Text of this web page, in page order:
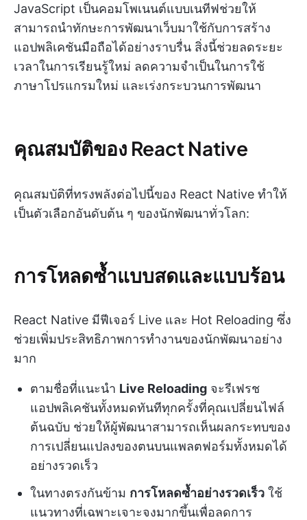
JavaScript เป็นคอมโพเนนต์แบบเนทีฟช่วยให้
สามารถนำทักษะการพัฒนาเว็บมาใช้กับการสร้าง
แอปพลิเคชันมือถือได้อย่างราบรื่น สิ่งนี้ช่วยลดระยะ
เวลาในการเรียนรู้ใหม่ ลดความจำเป็นในการใช้
ภาษาโปรแกรมใหม่ และเร่งกระบวนการพัฒนา
คุณสมบัติของ React Native
คุณสมบัติที่ทรงพลังต่อไปนี้ของ React Native ทำให้
เป็นตัวเลือกอันดับต้น ๆ ของนักพัฒนาทั่วโลก:
การโหลดซ้ำแบบสดและแบบร้อน
React Native มีฟีเจอร์ Live และ Hot Reloading ซึ่ง
ช่วยเพิ่มประสิทธิภาพการทำงานของนักพัฒนาอย่าง
มาก
ตามชื่อที่แนะนำ Live Reloading จะรีเฟรช
แอปพลิเคชันทั้งหมดทันทีทุกครั้งที่คุณเปลี่ยนไฟล์
ต้นฉบับ ช่วยให้ผู้พัฒนาสามารถเห็นผลกระทบของ
การเปลี่ยนแปลงของตนบนแพลตฟอร์มทั้งหมดได้
อย่างรวดเร็ว
ในทางตรงกันข้าม การโหลดซ้ำอย่างรวดเร็ว ใช้
แนวทางที่เฉพาะเจาะจงมากขึ้นเพื่อลดการ